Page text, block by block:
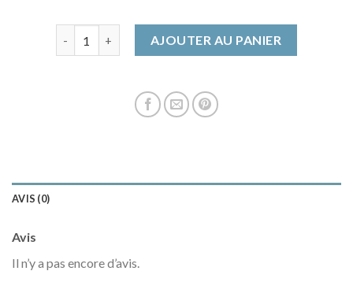
AJOUTER AU PANIER
AVIS (0)
Avis
Il n’y a pas encore d’avis.